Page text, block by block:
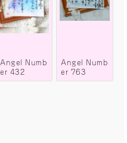
Angel Numb
er 432
Angel Numb
er 763